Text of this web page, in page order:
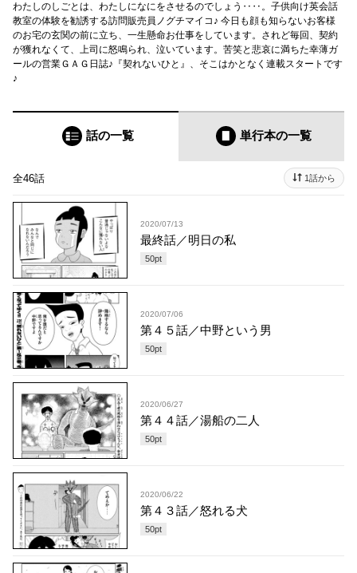
わたしのしごとは、わたしになにをさせるのでしょう‥‥。子供向け英会話
教室の体験を勧誘する訪問販売員ノグチマイコ♪ 今日も顔も知らないお客様
のお宅の玄関の前に立ち、一生懸命お仕事をしています。されど毎回、契約
が獲れなくて、上司に怒鳴られ、泣いています。苦笑と悲哀に満ちた幸薄ガ
ールの営業ＧＡＧ日誌♪『契れないひと』、そこはかとなく連載スタートです
♪
話の一覧 単行本の一覧
全46話 1話から
2020/07/13
最終話／明日の私
50pt
2020/07/06
第４５話／中野という男
50pt
2020/06/27
第４４話／湯船の二人
50pt
2020/06/22
第４３話／怒れる犬
50pt